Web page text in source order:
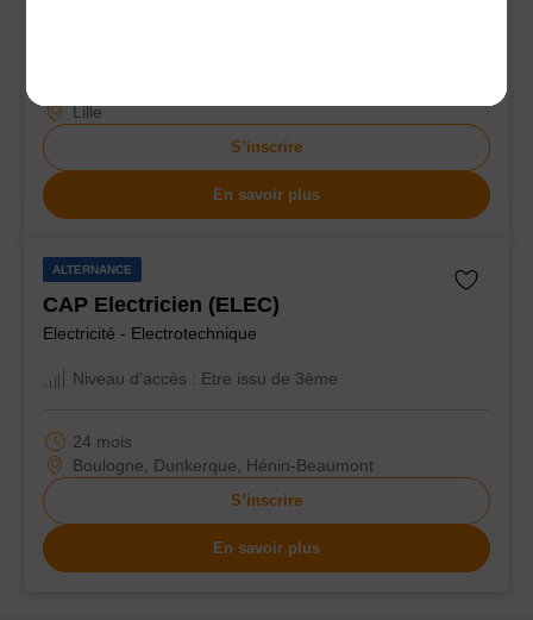
Lille
S’inscrire
En savoir plus
ALTERNANCE
CAP Electricien (ELEC)
Electricité - Electrotechnique
Niveau d’accès : Etre issu de 3ème
Boulogne, Dunkerque, Hénin-Beaumont
24 mois
S’inscrire
En savoir plus